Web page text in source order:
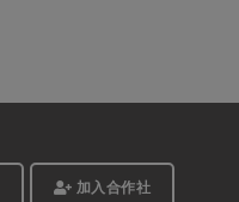
加入合作社